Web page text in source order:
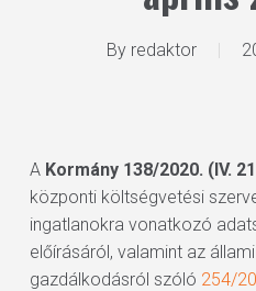
By redaktor
A Kormány 138/2020. (IV.
központi költségvetési
ingatlanokra vonatkozó
előírásáról, valamint az
gazdálkodásról szóló 254/